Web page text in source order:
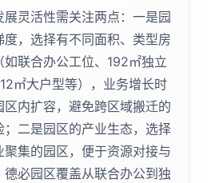
展灵活性需关注两点：一是园
度，选择有不同面积、类型房
如联合办公工位、192㎡独立
㎡大户型等），业务增长时
区内扩容，避免跨区域搬迁的
；二是园区的产业生态，选择
聚集的园区，便于资源对接与
德必园区覆盖从联合办公到独